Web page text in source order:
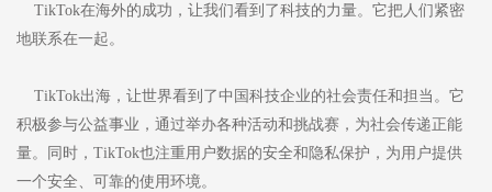
TikTok在海外的成功，让我们看到了科技的力量。它把人们紧密
地联系在一起。
TikTok出海，让世界看到了中国科技企业的社会责任和担当。它
积极参与公益事业，通过举办各种活动和挑战赛，为社会传递正能
量。同时，TikTok也注重用户数据的安全和隐私保护，为用户提供
一个安全、可靠的使用环境。